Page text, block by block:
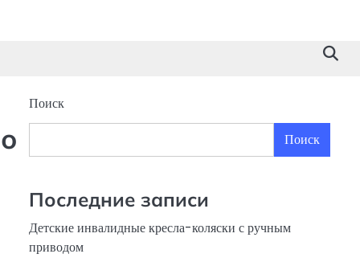
Поиск
Поиск
Последние записи
Детские инвалидные кресла-коляски с ручным
приводом